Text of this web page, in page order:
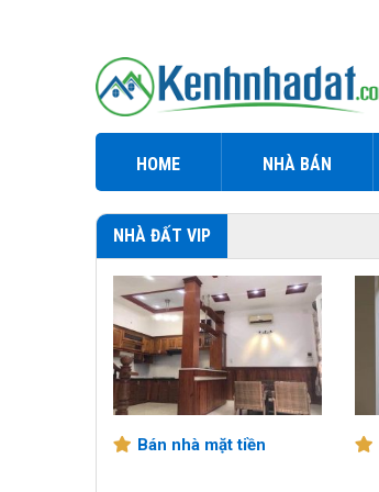
HOME NHÀ BÁN
NHÀ ĐẤT VIP
Bán nhà mặt tiền